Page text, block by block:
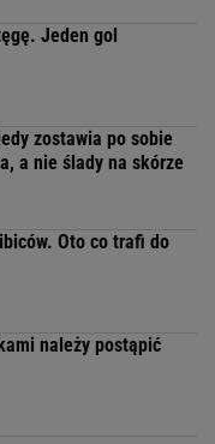
Jeden gol
zostawia po sobie
a nie ślady na skórze
Oto co trafi do
należy postąpić